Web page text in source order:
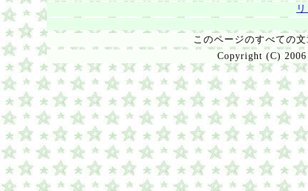
このページのすべての
Copyright (C)